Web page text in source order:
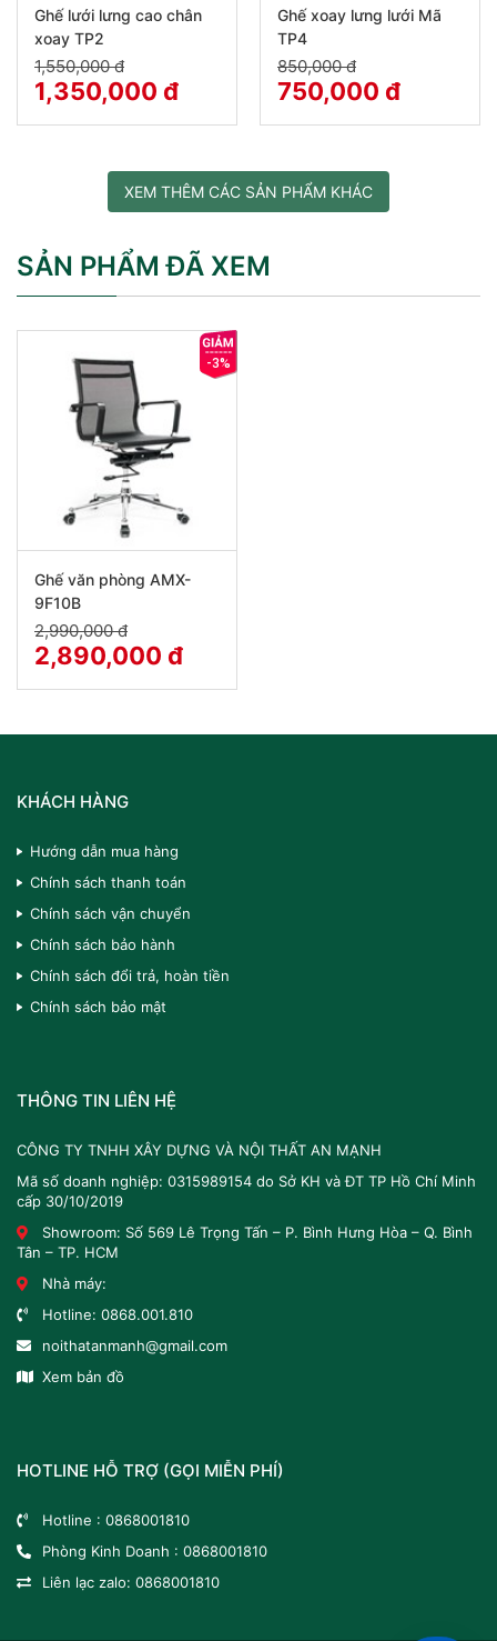
Ghế lưới lưng cao chân
xoay TP2
1,550,000 đ
1,350,000 đ
Ghế xoay lưng lưới Mã
TP4
850,000 đ
750,000 đ
XEM THÊM CÁC SẢN PHẨM KHÁC
SẢN PHẨM ĐÃ XEM
Ghế văn phòng AMX-
9F10B
2,990,000 đ
2,890,000 đ
-3%
KHÁCH HÀNG
Hướng dẫn mua hàng
Chính sách thanh toán
Chính sách vận chuyển
Chính sách bảo hành
Chính sách đổi trả, hoàn tiền
Chính sách bảo mật
THÔNG TIN LIÊN HỆ
CÔNG TY TNHH XÂY DỰNG VÀ NỘI THẤT AN MẠNH
Mã số doanh nghiệp: 0315989154 do Sở KH và ĐT TP Hồ Chí Minh
cấp 30/10/2019
Showroom: Số 569 Lê Trọng Tấn – P. Bình Hưng Hòa – Q. Bình
Tân – TP. HCM
Nhà máy:
Hotline: 0868.001.810
noithatanmanh@gmail.com
Xem bản đồ
HOTLINE HỖ TRỢ (GỌI MIỄN PHÍ)
Hotline : 0868001810
Phòng Kinh Doanh : 0868001810
Liên lạc zalo: 0868001810